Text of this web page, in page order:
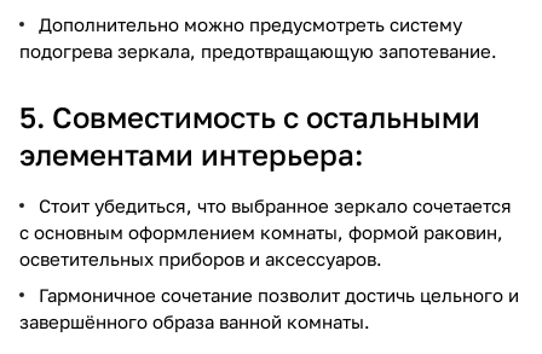
Дополнительно можно предусмотреть систему
подогрева зеркала, предотвращающую запотевание.
5. Совместимость с остальными
элементами интерьера:
Стоит убедиться, что выбранное зеркало сочетается
с основным оформлением комнаты, формой раковин,
осветительных приборов и аксессуаров.
Гармоничное сочетание позволит достичь цельного и
завершённого образа ванной комнаты.